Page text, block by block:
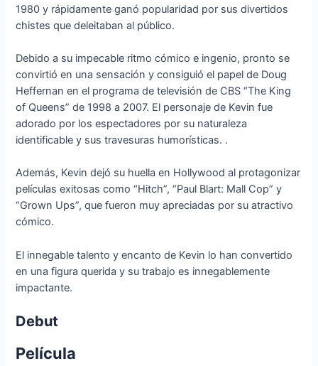
1980 y rápidamente ganó popularidad por sus divertidos
chistes que deleitaban al público.
Debido a su impecable ritmo cómico e ingenio, pronto se
convirtió en una sensación y consiguió el papel de Doug
Heffernan en el programa de televisión de CBS “The King
of Queens” de 1998 a 2007. El personaje de Kevin fue
adorado por los espectadores por su naturaleza
identificable y sus travesuras humorísticas. .
Además, Kevin dejó su huella en Hollywood al protagonizar
películas exitosas como “Hitch”, “Paul Blart: Mall Cop” y
“Grown Ups”, que fueron muy apreciadas por su atractivo
cómico.
El innegable talento y encanto de Kevin lo han convertido
en una figura querida y su trabajo es innegablemente
impactante.
Debut
Película